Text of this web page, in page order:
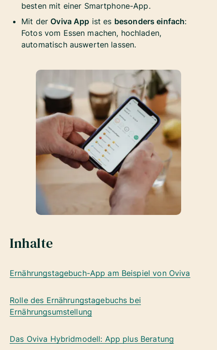
besten mit einer Smartphone-App.
Mit derOviva App ist es besonders einfach:
Fotos vom Essen machen, hochladen,
automatisch auswerten lassen.
Inhalte
Ernährungstagebuch-App am Beispiel von Oviva
Rolle des Ernährungstagebuchs bei
Ernährungsumstellung
Das Oviva Hybridmodell: App plus Beratung